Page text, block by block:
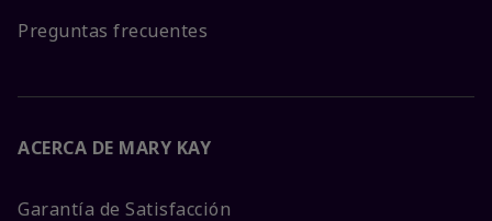
Preguntas frecuentes
ACERCA DE MARY KAY
Garantía de Satisfacción